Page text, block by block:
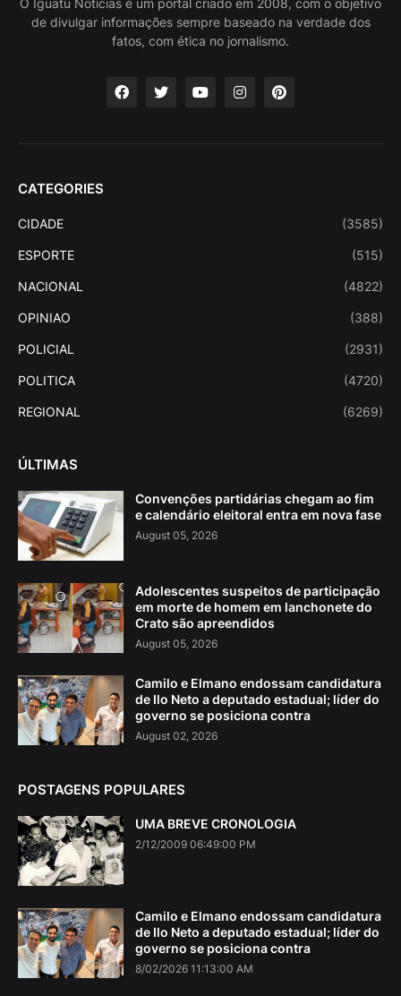
O Iguatu Noticias é um portal criado em 2008, com o objetivo
de divulgar informações sempre baseado na verdade dos
fatos, com ética no jornalismo.
CATEGORIES
CIDADE (3585)
ESPORTE (515)
NACIONAL (4822)
OPINIAO (388)
POLICIAL (2931)
POLITICA (4720)
REGIONAL (6269)
ÚLTIMAS
Convenções partidárias chegam ao fim
e calendário eleitoral entra em nova fase
August 05, 2026
Adolescentes suspeitos de participação
em morte de homem em lanchonete do
Crato são apreendidos
August 05, 2026
Camilo e Elmano endossam candidatura
de Ilo Neto a deputado estadual; líder do
governo se posiciona contra
August 02, 2026
POSTAGENS POPULARES
UMA BREVE CRONOLOGIA
2/12/2009 06:49:00 PM
Camilo e Elmano endossam candidatura
de Ilo Neto a deputado estadual; líder do
governo se posiciona contra
8/02/2026 11:13:00 AM